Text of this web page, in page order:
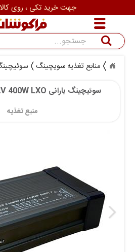
منابع تغذیه سویچینگ
سوئیچینگ بارانی RAIN PROOF 12V 400W LXO
منبع تغذیه
جهت خرید تکی ، روی